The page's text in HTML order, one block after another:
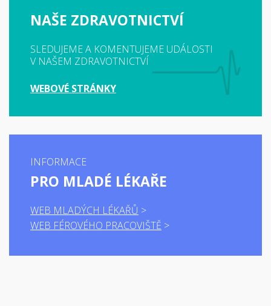
NAŠE ZDRAVOTNICTVÍ
SLEDUJEME A KOMENTUJEME UDÁLOSTI
V NAŠEM ZDRAVOTNICTVÍ
WEBOVÉ STRÁNKY
INFORMACE
PRO MLADÉ LÉKAŘE
WEB MLADÝCH LÉKAŘŮ
WEB FÉROVÉHO PRACOVIŠTĚ